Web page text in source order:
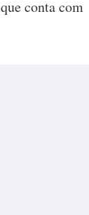
conta com